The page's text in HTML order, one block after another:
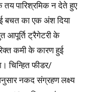
तय पारिश्रमिक न देते हुए
बचत का एक अंश दिया
आपूर्ति ट्रैगेटरी के
कमी के कारण हुई
चिन्हित फीडर/
नकद संग्रहण लक्ष्य